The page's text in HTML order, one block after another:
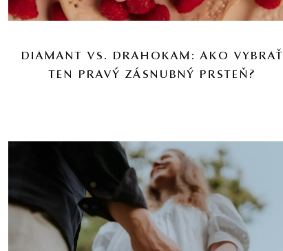
DIAMANT VS. DRAHOKAM: AKO VYBRAŤ
TEN PRAVÝ ZÁSNUBNÝ PRSTEŇ?